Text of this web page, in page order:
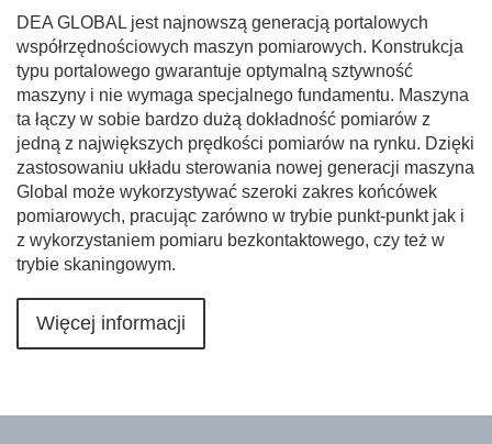
DEA GLOBAL jest najnowszą generacją portalowych
współrzędnościowych maszyn pomiarowych. Konstrukcja
typu portalowego gwarantuje optymalną sztywność
maszyny i nie wymaga specjalnego fundamentu. Maszyna
ta łączy w sobie bardzo dużą dokładność pomiarów z
jedną z największych prędkości pomiarów na rynku. Dzięki
zastosowaniu układu sterowania nowej generacji maszyna
Global może wykorzystywać szeroki zakres końcówek
pomiarowych, pracując zarówno w trybie punkt-punkt jak i
z wykorzystaniem pomiaru bezkontaktowego, czy też w
trybie skaningowym.
Więcej informacji